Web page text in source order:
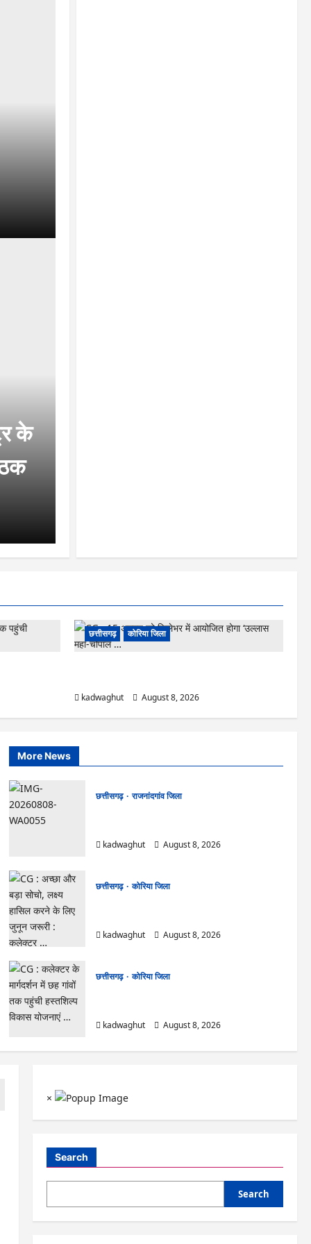
के
छत्तीसगढ़ कोरिया जिला
kadwaghut
August 8, 2026
More News
छत्तीसगढ़
राजनांदगांव जिला
kadwaghut
August 8, 2026
छत्तीसगढ़
कोरिया जिला
kadwaghut
August 8, 2026
छत्तीसगढ़
कोरिया जिला
kadwaghut
August 8, 2026
×
Search
Search